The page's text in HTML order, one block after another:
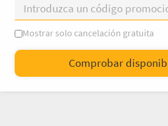
L M X J V
—= Solo salida
Mostrar solo cancelación gratuita
Comprobar